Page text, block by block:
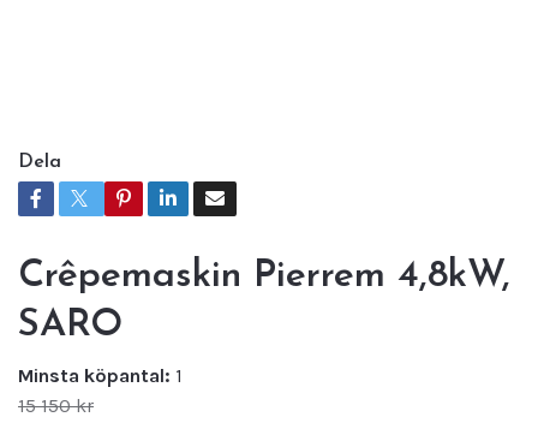
Dela
Crêpemaskin Pierrem 4,8kW,
SARO
Minsta köpantal: 1
15 150 kr